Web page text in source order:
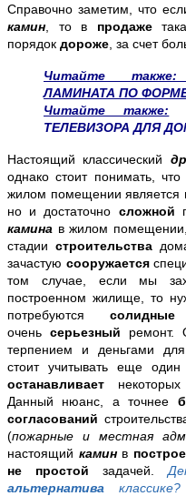
Справочно заметим, что
камин , то в продаже
порядок дороже , за счет
Читайте
ЛАМИНАТА ПО
Читайте также:
ТЕЛЕВИЗОРА ДЛЯ
Настоящий классический
однако стоит понимать, что
жилом помещении является
но и достаточно сложной
камина в жилом
стадии строительства
зачастую сооружается
том случае, если мы
построенном жилище, то
потребуются
очень серьезный ремонт.
терпением и деньгами для
стоит учитывать еще один
останавливает
Данный нюанс, а точнее
согласований
(пожарные и местная
настоящий камин в
не простой задачей.
альтернативаклассике?